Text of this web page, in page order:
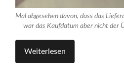
Mal abgesehen davon, dass das
war das Kaufdatum aber nicht der
Weiterlesen